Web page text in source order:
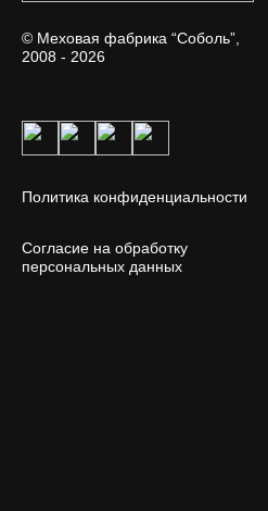
© Меховая фабрика “Соболь”,
2008 - 2026
Политика конфиденциальности
Согласие на обработку
персональных данных